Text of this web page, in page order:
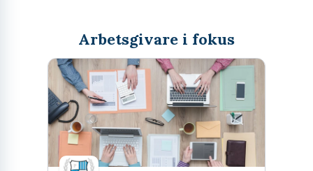
Arbetsgivare i fokus